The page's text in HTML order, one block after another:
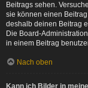
Beitrags sehen.
sie können einen
deshalb deinen Beitrag
Die Board-
in einem Beitrag
Nach oben
Kann ich Bilder in